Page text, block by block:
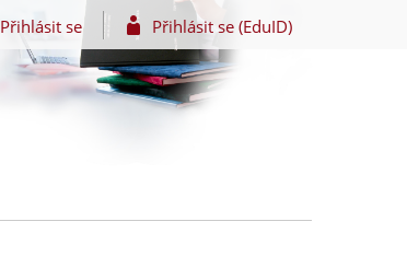
Přihlásit se Přihlásit se (EduID)